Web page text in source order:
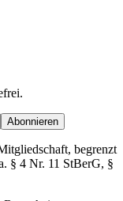
Abonnieren
begrenzt
§ 4 Nr. 11 StBerG, §